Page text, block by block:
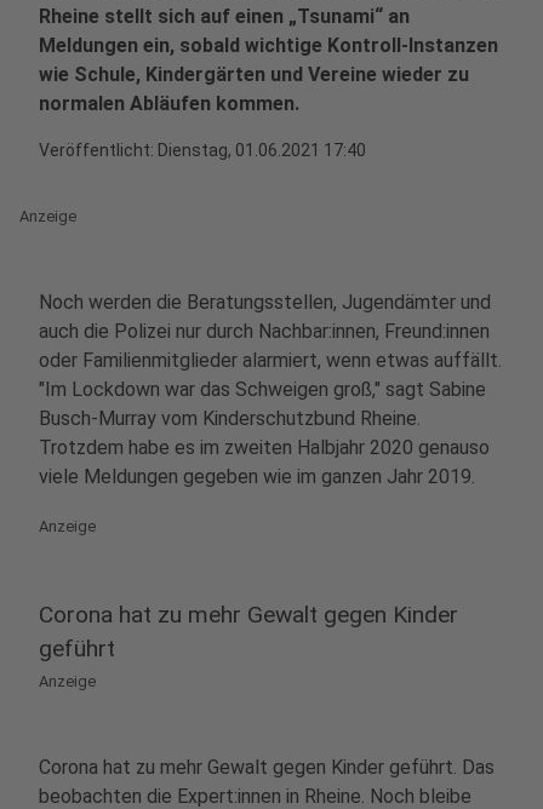
Rheine stellt sich auf einen „Tsunami“ an
Meldungen ein, sobald wichtige Kontroll-Instanzen
wie Schule, Kindergärten und Vereine wieder zu
normalen Abläufen kommen.
Veröffentlicht: Dienstag, 01.06.2021 17:40
Anzeige
Noch werden die Beratungsstellen, Jugendämter und
auch die Polizei nur durch Nachbar:innen, Freund:innen
oder Familienmitglieder alarmiert, wenn etwas auffällt.
"Im Lockdown war das Schweigen groß," sagt Sabine
Busch-Murray vom Kinderschutzbund Rheine.
Trotzdem habe es im zweiten Halbjahr 2020 genauso
viele Meldungen gegeben wie im ganzen Jahr 2019.
Anzeige
Corona hat zu mehr Gewalt gegen Kinder
geführt
Anzeige
Corona hat zu mehr Gewalt gegen Kinder geführt. Das
beobachten die Expert:innen in Rheine. Noch bleibe